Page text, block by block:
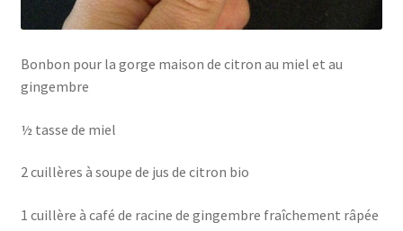
Bonbon pour la gorge maison de citron au miel et au
gingembre
½ tasse de miel
2 cuillères à soupe de jus de citron bio
1 cuillère à café de racine de gingembre fraîchement râpée